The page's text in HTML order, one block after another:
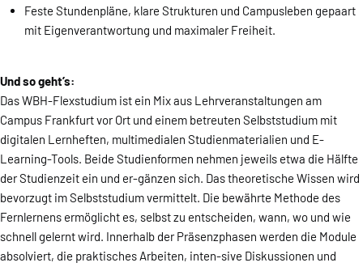
Feste Stundenpläne, klare Strukturen und Campusleben gepaart
mit Eigenverantwortung und maximaler Freiheit.
Und so geht’s:
Das WBH-Flexstudium ist ein Mix aus Lehrveranstaltungen am
Campus Frankfurt vor Ort und einem betreuten Selbststudium mit
digitalen Lernheften, multimedialen Studienmaterialien und E-
Learning-Tools. Beide Studienformen nehmen jeweils etwa die Hälfte
der Studienzeit ein und er-gänzen sich. Das theoretische Wissen wird
bevorzugt im Selbststudium vermittelt. Die bewährte Methode des
Fernlernens ermöglicht es, selbst zu entscheiden, wann, wo und wie
schnell gelernt wird. Innerhalb der Präsenzphasen werden die Module
absolviert, die praktisches Arbeiten, inten-sive Diskussionen und